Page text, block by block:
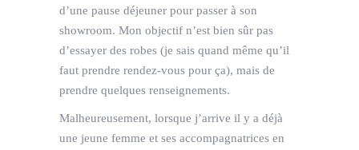
d’une pause déjeuner pour passer à son
showroom. Mon objectif n’est bien sûr pas
d’essayer des robes (je sais quand même qu’il
faut prendre rendez-vous pour ça), mais de
prendre quelques renseignements.
Malheureusement, lorsque j’arrive il y a déjà
une jeune femme et ses accompagnatrices en